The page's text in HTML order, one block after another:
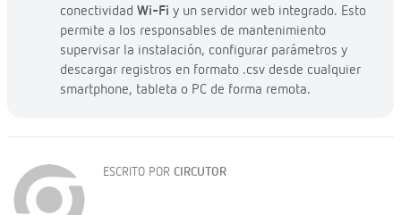
conectividad Wi-Fi y un servidor web integrado. Esto
permite a los responsables de mantenimiento
supervisar la instalación, configurar parámetros y
descargar registros en formato .csv desde cualquier
smartphone, tableta o PC de forma remota.
ESCRITO POR CIRCUTOR